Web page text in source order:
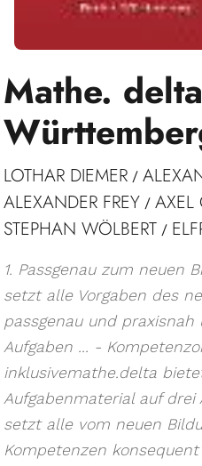
Mathe.
LOTHAR DIEMER /
ALEXANDER FREY / AXEL
STEPHAN WÖLBERT /
1. Passgenau zum neuen
setzt alle Vorgaben des
passgenau und praxisnah
Aufgaben ... -
inklusivemathe.delta
Aufgabenmaterial auf drei
setzt alle vom neuen
Kompetenzen